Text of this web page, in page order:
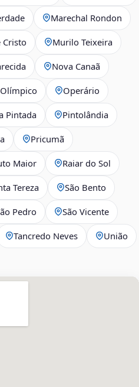
Marechal Rondon
Cristo Murilo Teixeira
Nova Canaã
Olímpico Operário
Pintada Pintolândia
Pricumã
Maior Raiar do Sol
Tereza São Bento
Pedro São Vicente
Tancredo Neves União